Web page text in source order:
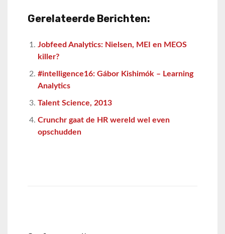
Gerelateerde Berichten:
Jobfeed Analytics: Nielsen, MEI en MEOS
killer?
#intelligence16: Gábor Kishimók – Learning
Analytics
Talent Science, 2013
Crunchr gaat de HR wereld wel even
opschudden